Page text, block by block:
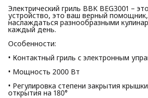
Электрический гриль BBK BEG3001 –
устройство, это ваш верный
наслаждаться разнообразными
каждый день.
Особенности:
• Контактный гриль с электронным
• Мощность 2000 Вт
• Регулировка степени закрытия
открытия на 180°